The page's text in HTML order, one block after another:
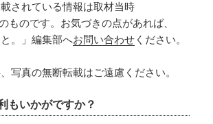
されている情報は取材当時
ものです。お気づきの点があれば、
と。」編集部へお問い合わせ ください。
写真の無断転載はご遠慮ください。
もいかがですか？